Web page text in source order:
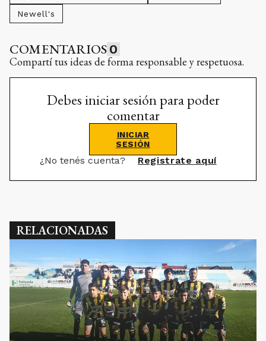
Newell's
COMENTARIOS 0
Compartí tus ideas de forma responsable y respetuosa.
Debes iniciar sesión para poder
comentar
INICIAR
SESIÓN
¿No tenés cuenta? Registrate aquí
RELACIONADAS